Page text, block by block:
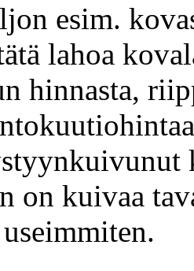
esim.
lahoa
hinnasta,
on kuivaa